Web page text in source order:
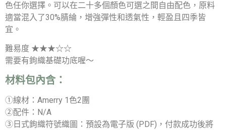
色任你選擇。可以在二十多個顏色可選之間自由配色，原料
適當混入了30%腈綸，增強彈性和透氣性，輕盈且四季皆
宜。
難易度 ★★★☆☆
需要有鉤織基礎功底喔～
材料包內含：
①線材：Amerry 1色2團
②配件：N/A
③日式鉤織符號織圖：預設為電子版 (PDF)，付款成功後將